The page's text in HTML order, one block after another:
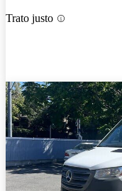
Trato justo